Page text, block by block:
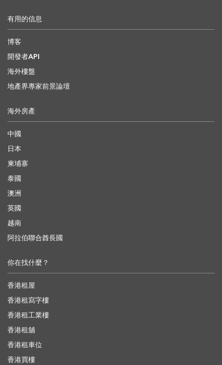
有用的信息
博客
開發者API
海外樓盤
地產界專家前景論壇
海外房產
中國
日本
柬埔寨
泰國
澳洲
英國
越南
阿拉伯聯合酋長國
你在找什麼？
香港租屋
香港租寫字樓
香港租工業樓
香港租舖
香港租車位
香港買樓